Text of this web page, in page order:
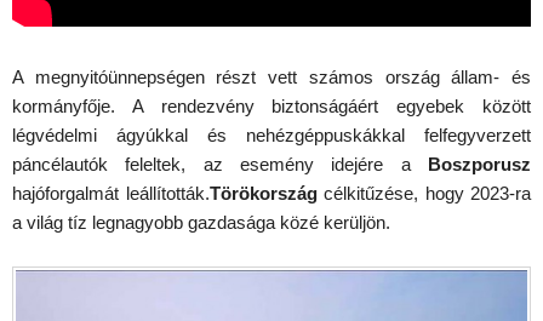
A megnyitóünnepségen részt vett számos ország állam- és
kormányfője. A rendezvény biztonságáért egyebek között
légvédelmi ágyúkkal és nehézgéppuskákkal felfegyverzett
páncélautók feleltek, az esemény idejére a Boszporusz
hajóforgalmát leállították.Törökországcélkitűzése, hogy 2023-ra
a világ tíz legnagyobb gazdasága közé kerüljön.